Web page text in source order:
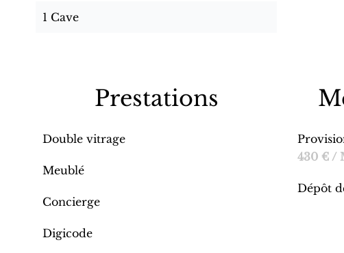
1 Cave
Prestations
Double vitrage
Meublé
Concierge
Digicode
430 € /
Dépôt